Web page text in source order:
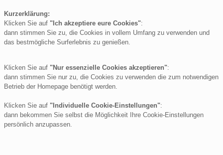
Kurzerklärung:
Klicken Sie auf "Ich akzeptiere eure Cookies":
dann stimmen Sie zu, die Cookies in vollem Umfang zu verwenden und
das bestmögliche Surferlebnis zu genießen.
Klicken Sie auf "Nur essenzielle Cookies akzeptieren":
dann stimmen Sie nur zu, die Cookies zu verwenden die zum notwendigen
Betrieb der Homepage benötigt werden.
Klicken Sie auf "Individuelle Cookie-Einstellungen":
dann bekommen Sie selbst die Möglichkeit Ihre Cookie-Einstellungen
persönlich anzupassen.